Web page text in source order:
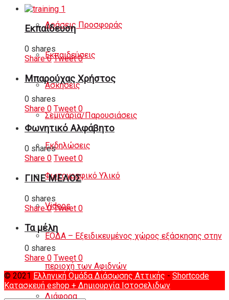
Δράσεις Προσφοράς
Εκπαιδεύσεις
Ασκήσεις
Σεμινάρια/Παρουσιάσεις
Εκδηλώσεις
Φωτογραφικό Υλικό
Videos
ΕΟΔΑ – Εξειδικευμένος χώρος εξάσκησης στην
περιοχή των Αφιδνών
Διάφορα
Εκπαίδευση
0 shares
Share 0 Tweet 0
Μπαρούχας Χρήστος
0 shares
Share 0 Tweet 0
Φωνητικό Αλφάβητο
0 shares
Share 0 Tweet 0
ΓΙΝΕ ΜΕΛΟΣ
0 shares
Share 0 Tweet 0
Τα μέλη
0 shares
Share 0 Tweet 0
© 2021 Ελληνική Ομάδα Διάσωσης Αττικής - Shortcode
Κατασκευή eshop + Δημιουργία Ιστοσελιδων